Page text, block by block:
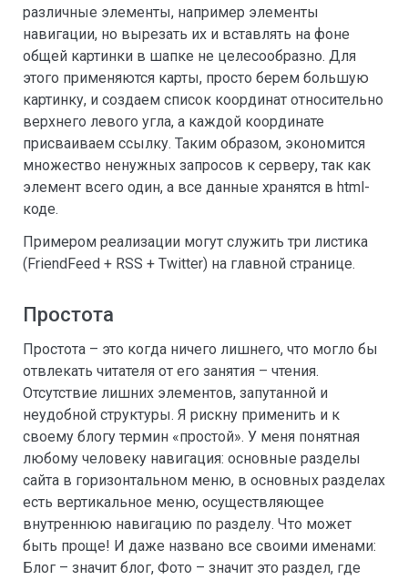
различные элементы, например элементы
навигации, но вырезать их и вставлять на фоне
общей картинки в шапке не целесообразно. Для
этого применяются карты, просто берем большую
картинку, и создаем список координат относительно
верхнего левого угла, а каждой координате
присваиваем ссылку. Таким образом, экономится
множество ненужных запросов к серверу, так как
элемент всего один, а все данные хранятся в html-
коде.
Примером реализации могут служить три листика
(FriendFeed + RSS + Twitter) на главной странице.
Простота
Простота – это когда ничего лишнего, что могло бы
отвлекать читателя от его занятия – чтения.
Отсутствие лишних элементов, запутанной и
неудобной структуры. Я рискну применить и к
своему блогу термин «простой». У меня понятная
любому человеку навигация: основные разделы
сайта в горизонтальном меню, в основных разделах
есть вертикальное меню, осуществляющее
внутреннюю навигацию по разделу. Что может
быть проще! И даже названо все своими именами:
Блог – значит блог, Фото – значит это раздел, где